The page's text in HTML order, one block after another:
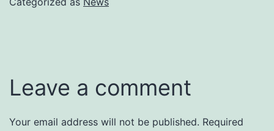
Leave a comment
Your email address will not be published. Required